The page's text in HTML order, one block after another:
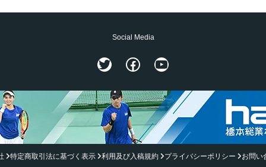
Social Media
TwitterFacebook
YouTube
特定商取引法に基づく表示 利用及び入稿規約 プライバシーポリシー お問い